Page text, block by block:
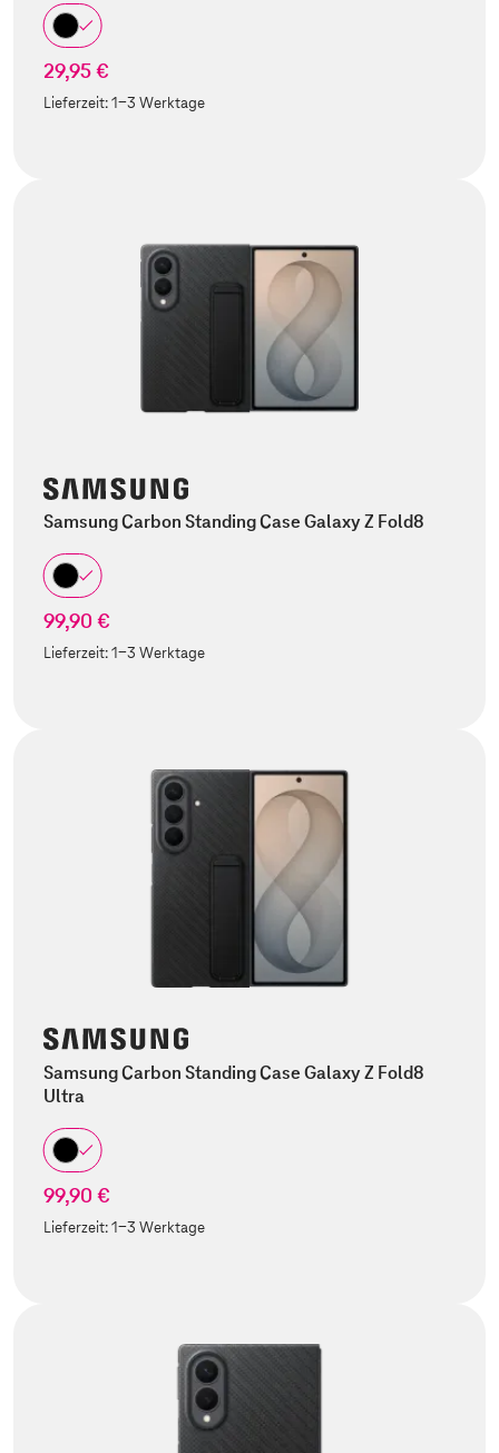
29,95 €
Lieferzeit:1-3 Werktage
Samsung Carbon Standing Case Galaxy Z Fold8
99,90 €
Lieferzeit:1-3 Werktage
Samsung Carbon Standing Case Galaxy Z Fold8
Ultra
99,90 €
Lieferzeit:1-3 Werktage